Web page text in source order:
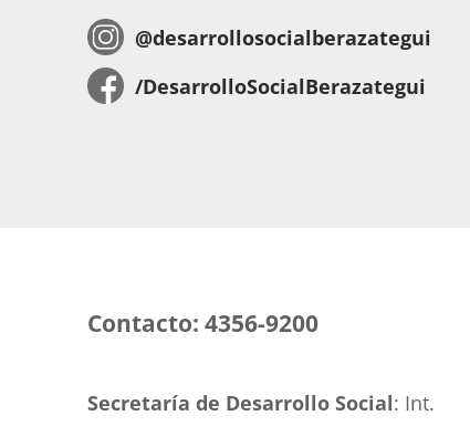
@desarrollosocialberazategui
/DesarrolloSocialBerazategui
Contacto: 4356-9200
Secretaría de Desarrollo Social: Int.